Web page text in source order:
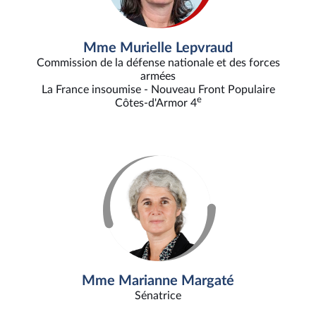
Mme Murielle Lepvraud
Commission de la défense nationale et des forces
armées
La France insoumise - Nouveau Front Populaire
Côtes-d'Armor 4e
Mme Marianne Margaté
Sénatrice